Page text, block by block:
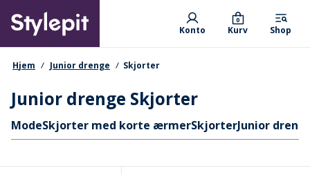
main
content
Primary departments
Konto Kurv
0
Shop
navigationssti
Hjem Junior drenge Skjorter
Junior drenge Skjorter
Hurtige links
ModeSkjorter med korte ærmerSkjorterJunior